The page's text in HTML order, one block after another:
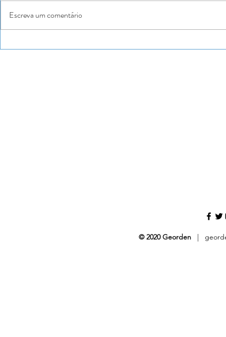
Escreva um comentário
© 2020 Georden |